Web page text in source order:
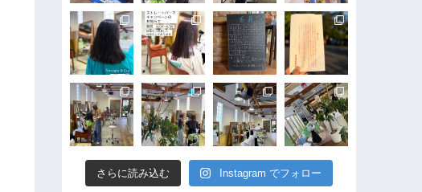
さらに読み込む Instagram でフォロー